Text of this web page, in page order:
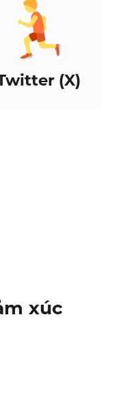
(X)
xúc